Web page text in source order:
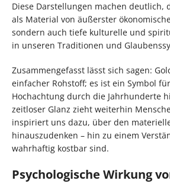
Diese Darstellungen machen deutlich,
als Material von äußerster
sondern auch tiefe kulturelle und
in unseren Traditionen und
Zusammengefasst lässt sich sagen:
einfacher Rohstoff; es ist ein Symbol
Hochachtung durch die Jahrhunderte
zeitloser Glanz zieht weiterhin
inspiriert uns dazu, über den
hinauszudenken – hin zu einem
wahrhaftig kostbar sind.
Psychologische Wirkung